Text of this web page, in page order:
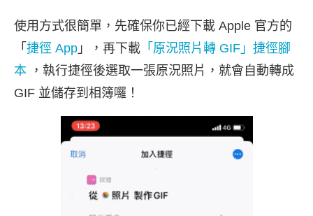
使用方式很簡單，先確保你已經下載 Apple 官方的
「 捷徑 App 」，再下載 「原況照片轉 GIF」捷徑腳
本 ，執行捷徑後選取一張原況照片，就會自動轉成
GIF 並儲存到相簿囉！